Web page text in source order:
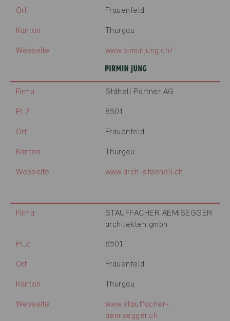
Ort Frauenfeld
Kanton Thurgau
Webseite www.pirminjung.ch/
Firma Stäheli Partner AG
PLZ 8501
Ort Frauenfeld
Kanton Thurgau
Webseite www.arch-staeheli.ch
Firma
STAUFFACHER AEMISEGGER
architekten gmbh
PLZ 8501
Ort Frauenfeld
Kanton Thurgau
Webseite
www.stauffacher-
aemisegger.ch